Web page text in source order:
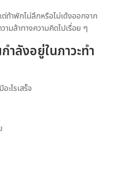
ถ้าพักไม่ลึกหรือไม่เด้งออกจาก
มล้าทางความคิดไปเรื่อย ๆ
งอยู่ในภาวะทำ
ะไรเสร็จ